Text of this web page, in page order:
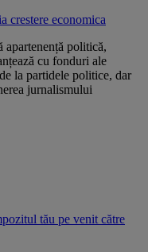
crestere economica
apartenență politică,
cu fonduri ale
la partidele politice, dar
jurnalismului
tău pe venit către